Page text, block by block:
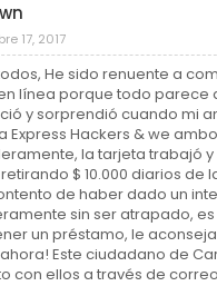
17, 2017
He sido renuente a
línea porque todo
y sorprendió cuando mi
Express Hackers & we
la tarjeta trabajó
$ 10.000 diarios de
de haber dado un
sin ser atrapado,
un préstamo, le
Este ciudadano de
con ellos a través de